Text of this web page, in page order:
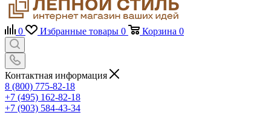
0 Избранные товары 0 Корзина 0
Контактная информация
8 (800) 775-82-18
+7 (495) 162-82-18
+7 (903) 584-43-34